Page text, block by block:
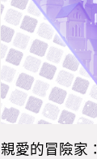
親愛的冒險家：